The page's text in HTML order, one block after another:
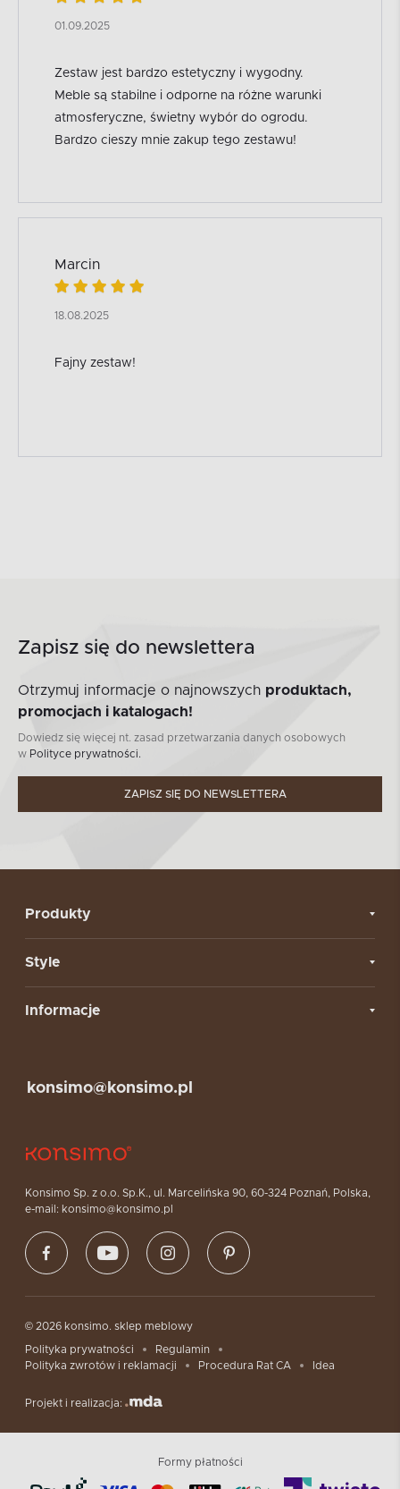
01.09.2025
Zestaw jest bardzo estetyczny i wygodny.
Meble są stabilne i odporne na różne warunki
atmosferyczne, świetny wybór do ogrodu.
Bardzo cieszy mnie zakup tego zestawu!
Marcin
18.08.2025
Fajny zestaw!
Zapisz się do newslettera
Otrzymuj informacje o najnowszych produktach,
promocjach i katalogach!
Dowiedz się więcej nt. zasad przetwarzania danych osobowych
w Polityce prywatności.
ZAPISZ SIĘ DO NEWSLETTERA
Produkty
Style
Informacje
Konsimo Sp. z o.o. Sp.K., ul. Marcelińska 90, 60-324 Poznań, Polska,
e-mail: konsimo@konsimo.pl
konsimo@konsimo.pl
© 2026 konsimo. sklep meblowy
Polityka prywatności
Regulamin
Polityka zwrotów i reklamacji
Procedura Rat CA Idea
Projekt i realizacja:
Formy płatności